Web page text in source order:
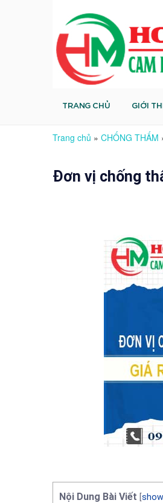
TRANG CHỦ GIỚI
Trang chủ » CHỐNG THẤM
Đơn vị chống
Nội Dung Bài Viết show